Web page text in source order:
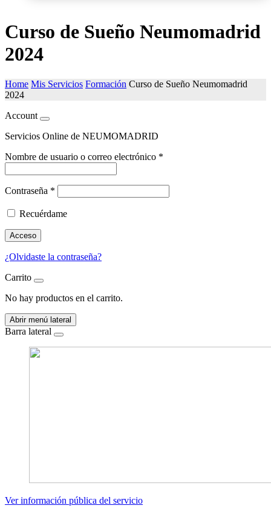
Curso de Sueño Neumomadrid
2024
Home Mis Servicios Formación Curso de Sueño Neumomadrid
2024
Account
Servicios Online de NEUMOMADRID
Nombre de usuario o correo electrónico *
Contraseña *
Recuérdame
Acceso
¿Olvidaste la contraseña?
Carrito
No hay productos en el carrito.
Abrir menú lateral
Barra lateral
Ver información pública del servicio